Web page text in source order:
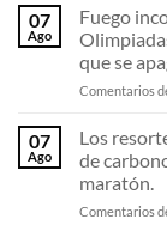
07
Ago
Fuego
que se
Comentarios
07
Ago
Los
de
maratón.
Comentarios